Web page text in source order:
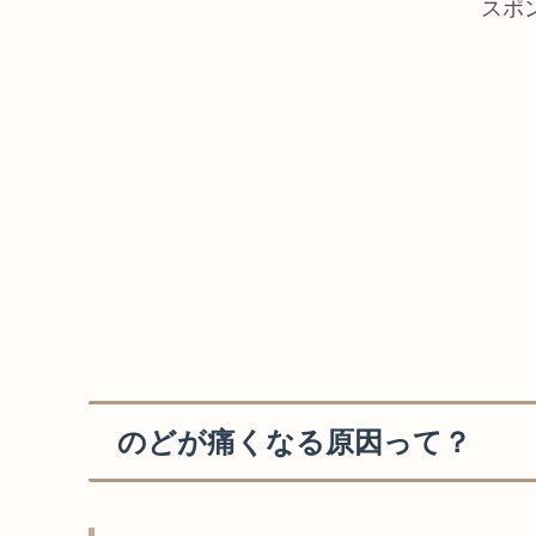
スポ
のどが痛くなる原因って？